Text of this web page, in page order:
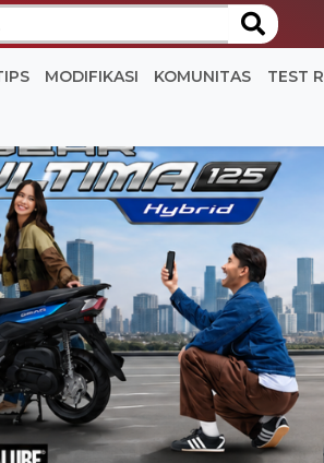
MODIFIKASI KOMUNITAS TEST